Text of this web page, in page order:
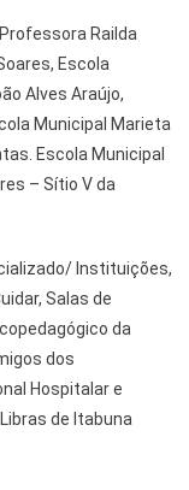
Railda
Escola
Alves Araújo,
Municipal Marieta
Escola Municipal
– Sítio V da
Instituições,
Salas de
da
dos
Hospitalar e
de Itabuna